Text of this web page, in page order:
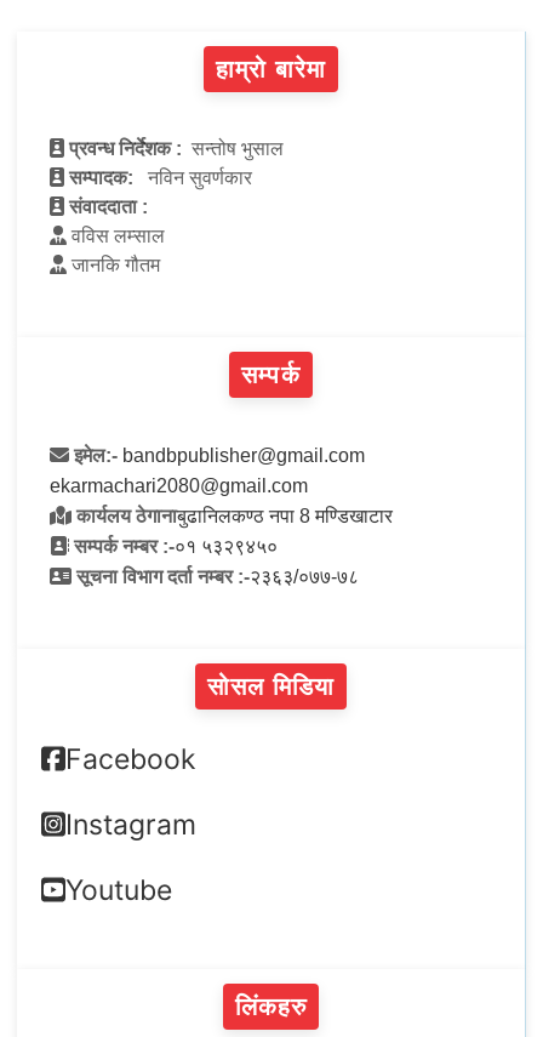
हाम्रो बारेमा
प्रवन्ध निर्देशक : सन्तोष भुसाल
सम्पादक:
नविन सुवर्णकार
संवाददाता :
वविस लम्साल
जानकि गौतम
सम्पर्क
इमेल:- bandbpublisher@gmail.com
ekarmachari2080@gmail.com
कार्यलय ठेगानाबुढानिलकण्ठ नपा 8 मण्डिखाटार
सम्पर्क नम्बर :-०१ ५३२९४५०
सूचना विभाग दर्ता नम्बर :-२३६३/०७७-७८
सोसल मिडिया
Facebook
Instagram
Youtube
लिंकहरु